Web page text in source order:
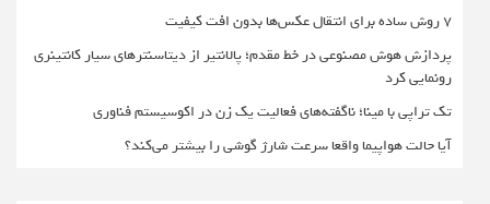
۷ روش ساده برای انتقال عکس‌ها بدون افت کیفیت
پردازش هوش مصنوعی در خط مقدم؛ پالانتیر از دیتاسنترهای سیار کانتینری
رونمایی کرد
تک تراپی با مینا؛ ناگفته‌های فعالیت یک زن در اکوسیستم فناوری
آیا حالت هواپیما واقعا سرعت شارژ گوشی را بیشتر می‌کند؟